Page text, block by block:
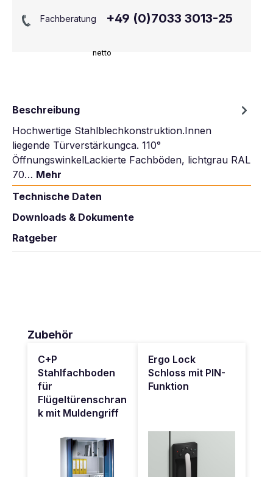
netto
Fachberatung +49 (0)7033 3013-25
Beschreibung
Hochwertige Stahlblechkonstruktion.Innen
liegende Türverstärkungca. 110°
ÖffnungswinkelLackierte Fachböden, lichtgrau RAL
70… Mehr
Technische Daten
Downloads & Dokumente
Ratgeber
Produktgalerie überspringen
Zubehör
C+P
Stahlfachboden
für
Flügeltürenschran
k mit Muldengriff
Ergo Lock
Schloss mit PIN-
Funktion